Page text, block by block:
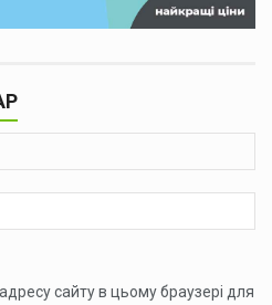
сайту в цьому браузері для